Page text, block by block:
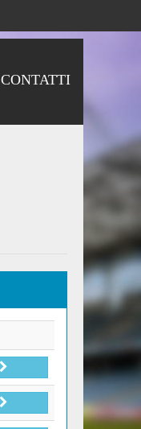
CONTATTI